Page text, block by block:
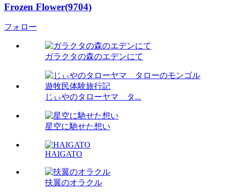
Frozen Flower(9704)
フォロー
ガラクタの森のエデンにて
じぃやのタローヤマ タ...
星空に馳せた想い
HAIGATO
扶翼のオラクル